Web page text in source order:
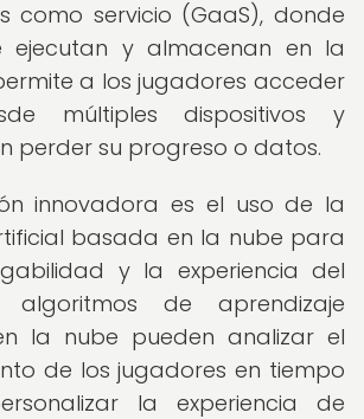
como servicio (GaaS), donde
ejecutan y almacenan en la
a los jugadores acceder
múltiples dispositivos y
perder su progreso o datos.
innovadora es el uso de la
basada en la nube para
y la experiencia del
algoritmos de aprendizaje
la nube pueden analizar el
de los jugadores en tiempo
la experiencia de